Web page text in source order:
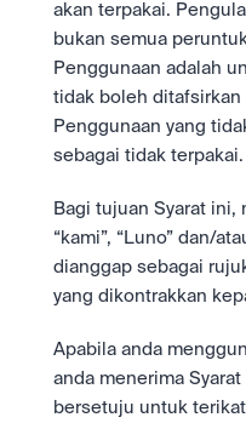
akan terpakai.
bukan semua
Penggunaan adalah
tidak boleh ditafsirkan
Penggunaan yang
sebagai tidak terpakai.
Bagi tujuan Syarat ini,
“kami”, “Luno” dan/
dianggap sebagai
yang dikontrakkan
Apabila anda
anda menerima
bersetuju untuk